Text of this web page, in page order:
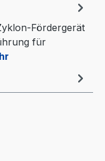
Fördergerät
für